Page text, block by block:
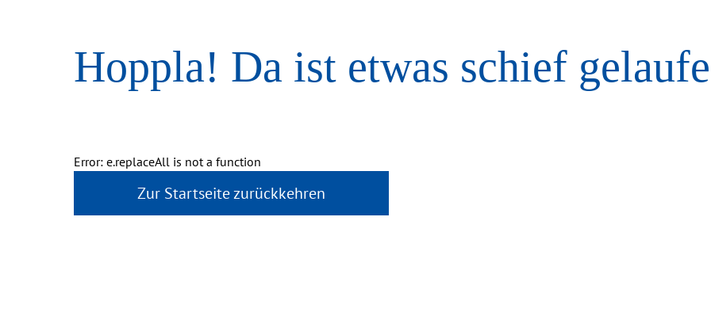
Hoppla! Da ist etwas schief
Error: e.replaceAll is not a function
Zur Startseite zurückkehren